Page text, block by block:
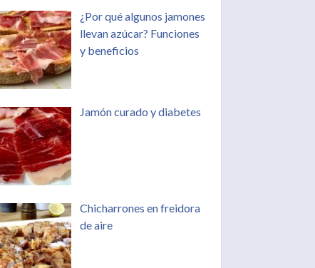
¿Por qué algunos jamones
llevan azúcar? Funciones
y beneficios
Jamón curado y diabetes
Chicharrones en freidora
de aire